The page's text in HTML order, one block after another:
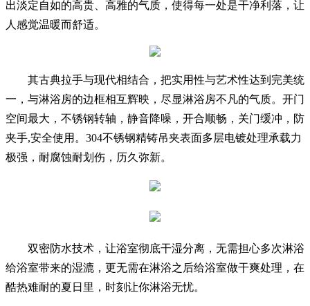
出淡定自如的高贵、高雅的气质，使得每一处是干净利落，让
人感觉温暖而舒适。
其古典拉手与现代相结合，把实用性与艺术性达到完美统
一，与淋浴房的边框相互辉映，尽显淋浴房不凡的气质。开门
空间最大，不锈钢转轴，静音降噪，开合顺畅，关门缓冲，防
夹手,安全使用。304不锈钢精铸吊夹表面多层电镀处理承载力
极强，耐腐蚀耐划伤，历久弥新。
双密防水技术，让浴室彻底干湿分离，无需担心多次淋浴
给浴室带来的湿漉，更无需在淋浴之后给浴室做干爽处理，在
酷热难耐的夏日里，时刻让你淋浴无忧。